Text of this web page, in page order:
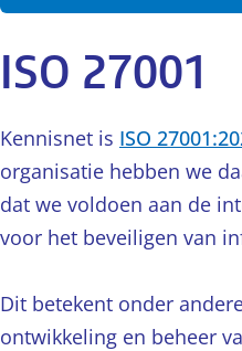
ISO 27001
Kennisnet is ISO
organisatie hebben we
dat we voldoen aan de
voor het beveiligen van
Dit betekent onder
ontwikkeling en beheer